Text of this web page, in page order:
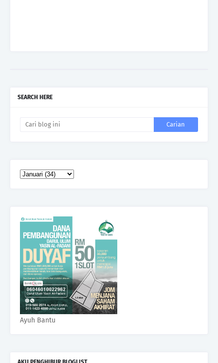
SEARCH HERE
Ayuh Bantu